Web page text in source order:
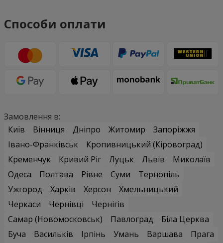
Способи оплати
Замовлення в:
Київ
Вінниця Дніпро Житомир
Запоріжжя
Івано-Франківськ
Кропивницький (Кіровоград)
Кременчук
Кривий Ріг Луцьк Львів
Миколаїв
Одеса
Полтава Рівне Суми
Тернопіль
Ужгород
Харків Херсон
Хмельницький
Черкаси
Чернівці
Чернігів
Самар (Новомосковськ)
Павлоград
Біла Церква
Буча
Васильків Ірпінь Умань Варшава
Прага